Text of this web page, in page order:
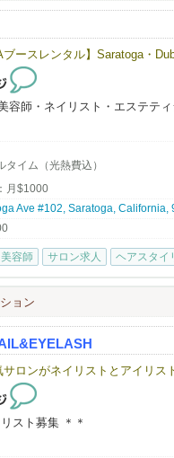
スキルや姿勢がサロンとマッ
験」を活かして、NAŌRUで
ております。
に、新規・リピーターともに安
きやすく、リピートにもつなが
は特に人気が高く、
技術として学ぶことができます
予定です。
で不安…」という方も、しっ
も入客できる環境があります。
ださい！
ブースレンタル】Saratoga・
容師・ネイリスト・エステティ
用可能
ください。
上地元のお客様に愛されている
もらいたい！」そんな思いで
雰囲気で、溶け込みやすい環
へご連絡下さ
タイム（光熱費込）
月$1000
Ave #102, Saratoga, California,
美容師 サロン求人 ヘアスタイ
ョン
サロンがネイリストとアイリ
スト募集 ＊＊